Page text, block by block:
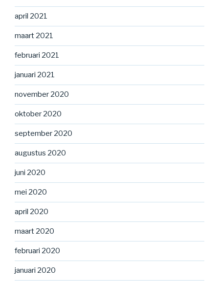
april 2021
maart 2021
februari 2021
januari 2021
november 2020
oktober 2020
september 2020
augustus 2020
juni 2020
mei 2020
april 2020
maart 2020
februari 2020
januari 2020